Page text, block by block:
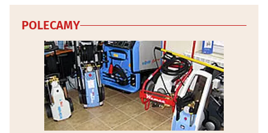
POLECAMY